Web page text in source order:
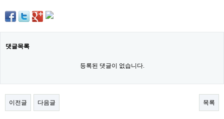
트
순
시
댓글목록
등록된 댓글이 없습니다.
이전글 다음글 목록